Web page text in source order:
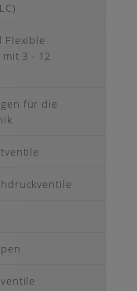
Flexible
3 - 12
für die